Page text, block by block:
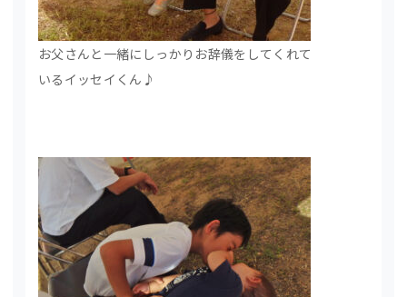
お父さんと一緒にしっかりお辞儀をしてくれて
いるイッセイくん♪